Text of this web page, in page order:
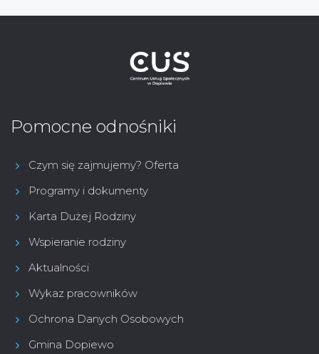
Pomocne odnośniki
Czym się zajmujemy? Oferta
Programy i dokumenty
Karta Dużej Rodziny
Wspieranie rodziny
Aktualności
Wykaz pracowników
Ochrona Danych Osobowych
Gmina Dopiewo